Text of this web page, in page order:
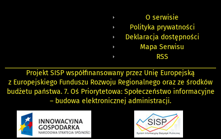
O serwisie
Polityka prywatności
Deklaracja dostępności
Mapa Serwisu
RSS
Projekt SISP współfinansowany przez Unię Europejską
z Europejskiego Funduszu Rozwoju Regionalnego oraz ze środków
budżetu państwa. 7. Oś Priorytetowa: Społeczeństwo informacyjne
– budowa elektronicznej administracji.